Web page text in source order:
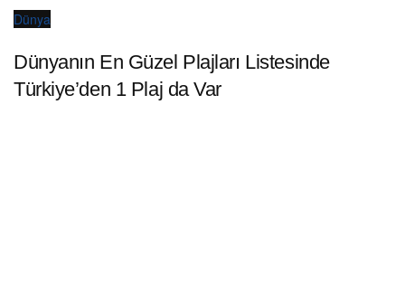
Dünya
Dünyanın En Güzel Plajları Listesinde
Türkiye’den 1 Plaj da Var